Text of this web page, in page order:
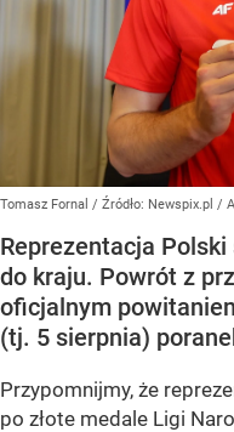
Tomasz Fornal / Źródło: Newspix.pl /
Reprezentacja
do kraju. Powrót z
oficjalnym
(tj. 5 sierpnia)
Przypomnijmy, że
po złote medale Ligi